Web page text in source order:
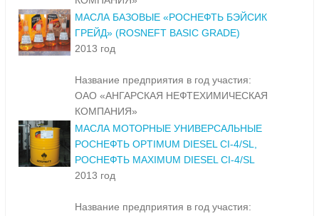
МАСЛА БАЗОВЫЕ «РОСНЕФТЬ БЭЙСИК
ГРЕЙД» (ROSNEFT BASIC GRADE)
2013 год
Название предприятия в год участия:
ОАО «АНГАРСКАЯ НЕФТЕХИМИЧЕСКАЯ
КОМПАНИЯ»
МАСЛА МОТОРНЫЕ УНИВЕРСАЛЬНЫЕ
РОСНЕФТЬ OPTIMUM DIESEL CI-4/SL,
РОСНЕФТЬ MAXIMUM DIESEL CI-4/SL
2013 год
Название предприятия в год участия: